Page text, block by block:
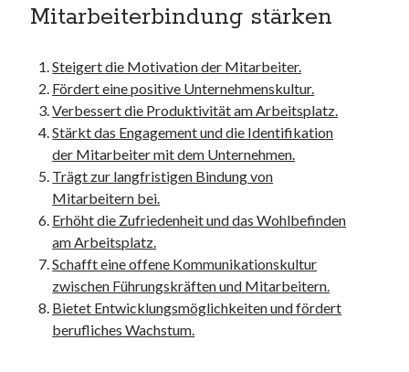
Mitarbeiterbindung stärken
Steigert die Motivation der Mitarbeiter.
Fördert eine positive Unternehmenskultur.
Verbessert die Produktivität am Arbeitsplatz.
Stärkt das Engagement und die Identifikation
der Mitarbeiter mit dem Unternehmen.
Trägt zur langfristigen Bindung von
Mitarbeitern bei.
Erhöht die Zufriedenheit und das Wohlbefinden
am Arbeitsplatz.
Schafft eine offene Kommunikationskultur
zwischen Führungskräften und Mitarbeitern.
Bietet Entwicklungsmöglichkeiten und fördert
berufliches Wachstum.